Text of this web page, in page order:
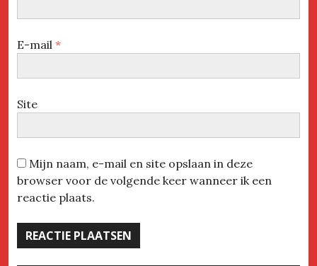
E-mail *
Site
Mijn naam, e-mail en site opslaan in deze
browser voor de volgende keer wanneer ik een
reactie plaats.